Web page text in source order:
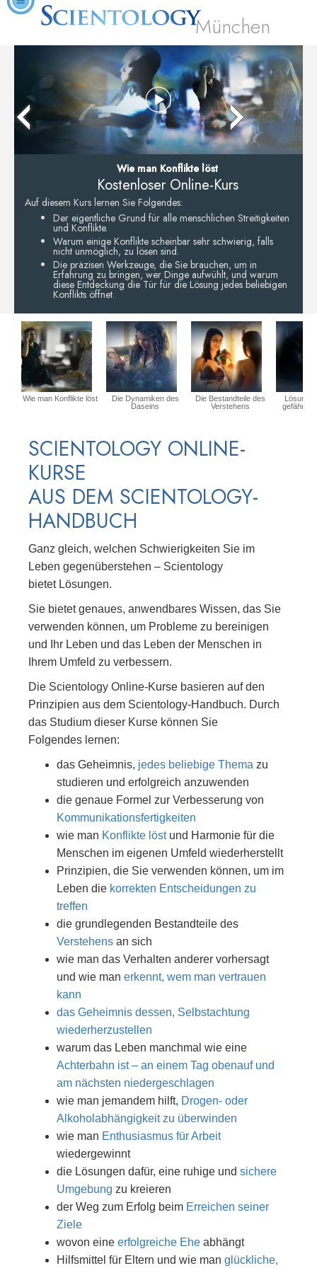
München
Wie man Konflikte löst
Kostenloser Online-Kurs
Auf diesem Kurs lernen Sie Folgendes:
Der eigentliche Grund für alle menschlichen Streitigkeiten
und Konflikte.
Warum einige Konflikte scheinbar sehr schwierig, falls
nicht unmöglich, zu lösen sind.
Die präzisen Werkzeuge, die Sie brauchen, um in
Erfahrung zu bringen, wer Dinge aufwühlt, und warum
diese Entdeckung die Tür für die Lösung jedes beliebigen
Konflikts öffnet.
Wie man Konflikte löst
Die Dynamiken des
Daseins
Die Bestandteile des
Verstehens
SCIENTOLOGY ONLINE-
KURSE
AUS DEM SCIENTOLOGY-
HANDBUCH
Ganz gleich, welchen Schwierigkeiten Sie im
Leben gegenüberstehen – Scientology
bietet Lösungen.
Sie bietet genaues, anwendbares Wissen, das Sie
verwenden können, um Probleme zu bereinigen
und Ihr Leben und das Leben der Menschen in
Ihrem Umfeld zu verbessern.
Die Scientology Online-Kurse basieren auf den
Prinzipien aus dem Scientology-Handbuch. Durch
das Studium dieser Kurse können Sie
Folgendes lernen:
das Geheimnis, jedes beliebige Thema zu
studieren und erfolgreich anzuwenden
die genaue Formel zur Verbesserung von
Kommunikationsfertigkeiten
wie man Konflikte löstund Harmonie für die
Menschen im eigenen Umfeld wiederherstellt
Prinzipien, die Sie verwenden können, um im
Leben die korrekten Entscheidungen zu
treffen
die grundlegenden Bestandteile des
Verstehens an sich
wie man das Verhalten anderer vorhersagt
und wie man erkennt, wem man vertrauen
kann
das Geheimnis dessen, Selbstachtung
wiederherzustellen
warum das Leben manchmal wie eine
Achterbahn ist – an einem Tag obenauf und
am nächsten niedergeschlagen
wie man jemandem hilft, Drogen- oder
Alkoholabhängigkeit zu überwinden
wie man Enthusiasmus für Arbeit
wiedergewinnt
die Lösungen dafür, eine ruhige und sichere
Umgebung zu kreieren
der Weg zum Erfolg beim Erreichen seiner
Ziele
wovon eine erfolgreiche Ehe abhängt
Hilfsmittel für Eltern und wie man glückliche,